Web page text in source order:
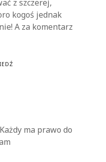
z szczerej,
kogoś jednak
A za komentarz
ma prawo do